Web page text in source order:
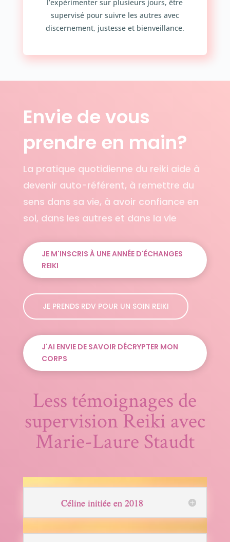
l’expérimenter sur plusieurs jours, être
supervisé pour suivre les autres avec
discernement, justesse et bienveillance.
Envie de vous
prendre en main?
La pratique quotidienne du reiki aide à
devenir auto-référent, à remettre du
sens dans sa vie, à avoir confiance en
soi, dans les autres et dans la vie
JE M'INSCRIS À UNE ANNÉE D'ÉCHANGES
REIKI
JE PRENDS RDV POUR UN SOIN REIKI
J'AI ENVIE DE SAVOIR DÉCRYPTER MON
CORPS
Less témoignages de
supervision Reiki avec
Marie-Laure Staudt
Céline initiée en 2018